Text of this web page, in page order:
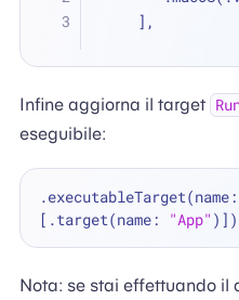
    ],
Infine aggiorna il target
eseguibile:
.executableTarget(name:
[.target(name: "App"
Nota: se stai effettuando il